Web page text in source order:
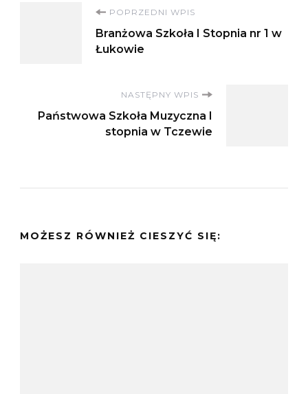
Nawigacja
wpisu
POPRZEDNI WPIS
Branżowa Szkoła I Stopnia nr 1 w
Łukowie
NASTĘPNY WPIS
Państwowa Szkoła Muzyczna I
stopnia w Tczewie
MOŻESZ RÓWNIEŻ CIESZYĆ SIĘ: